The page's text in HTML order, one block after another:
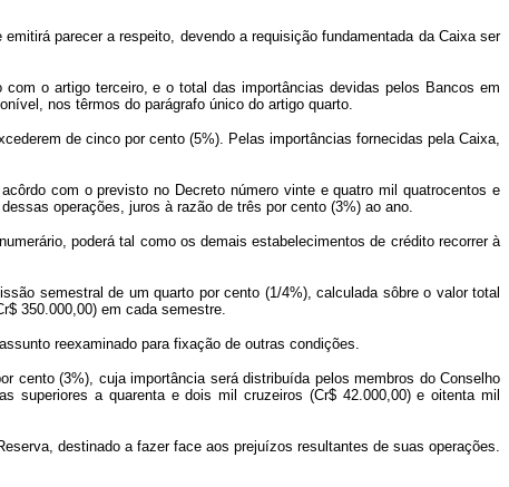
parecer a respeito, devendo a requisição fundamentada da Caixa ser
o artigo terceiro, e o total das importâncias devidas pelos Bancos em
nos têrmos do parágrafo único do artigo quarto.
de cinco por cento (5%). Pelas importâncias fornecidas pela Caixa,
com o previsto no Decreto número vinte e quatro mil quatrocentos e
operações, juros à razão de três por cento (3%) ao ano.
poderá tal como os demais estabelecimentos de crédito recorrer à
semestral de um quarto por cento (1/4%), calculada sôbre o valor total
350.000,00) em cada semestre.
reexaminado para fixação de outras condições.
cento (3%), cuja importância será distribuída pelos membros do Conselho
superiores a quarenta e dois mil cruzeiros (Cr$ 42.000,00) e oitenta mil
destinado a fazer face aos prejuízos resultantes de suas operações.